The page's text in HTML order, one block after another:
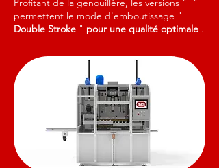
Profitant de la genouillère, les versions "+"
permettent le mode d'emboutissage "
Double Stroke " pour une qualité optimale .